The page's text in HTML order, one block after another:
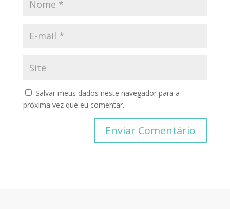
Salvar meus dados neste navegador para a
próxima vez que eu comentar.